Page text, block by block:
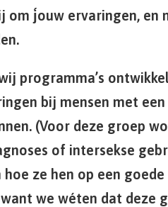
om j́ouw ervaringen, en
programma’s
bij mensen met
(Voor deze groep
of intersekse
ze hen op een
we wéten dat deze